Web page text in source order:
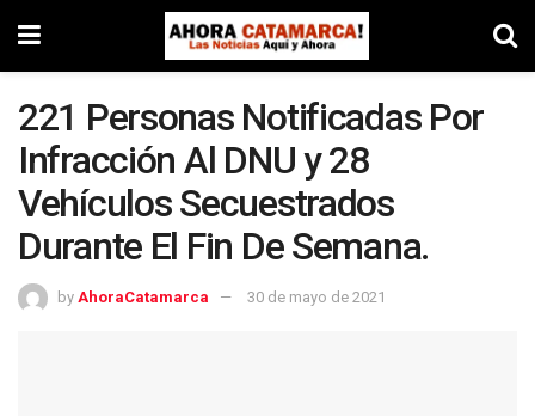
221 Personas Notificadas Por
Infracción Al DNU y 28
Vehículos Secuestrados
Durante El Fin De Semana.
by AhoraCatamarca 30 de mayo de 2021